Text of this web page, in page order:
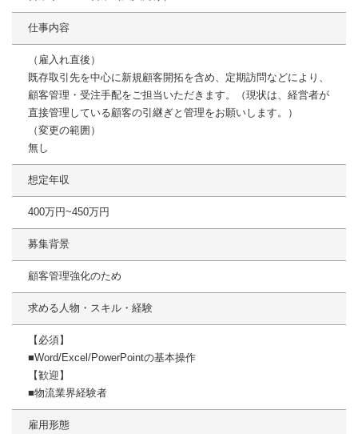
仕事内容
（雇入れ直後）
既存取引先を中心に新規顧客開拓を含め、定期訪問などにより、
顧客管理・受注手配をご担当いただきます。（現状は、経営者が
直接管理している顧客の引継ぎと管理をお願いします。）
（変更の範囲）
無し
想定年収
400万円~450万円
募集背景
顧客管理強化のため
求める人物・スキル・経験
【必須】
■Word/Excel/PowerPointの基本操作
【歓迎】
■物流業界経験者
雇用形態